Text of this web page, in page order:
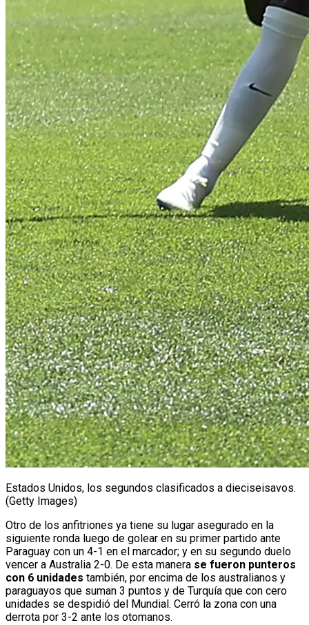
Estados Unidos, los segundos clasificados a dieciseisavos.
(Getty Images)
Otro de los anfitriones ya tiene su lugar asegurado en la
siguiente ronda luego de golear en su primer partido ante
Paraguay con un 4-1 en el marcador; y en su segundo duelo
vencer a Australia 2-0. De esta manera se fueron punteros
con 6 unidades también, por encima de los australianos y
paraguayos que suman 3 puntos y de Turquía que con cero
unidades se despidió del Mundial. Cerró la zona con una
derrota por 3-2 ante los otomanos.